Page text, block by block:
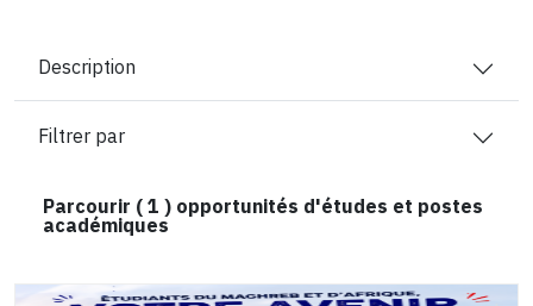
Description
Filtrer par
Parcourir (1 ) opportunités d'études et postes
académiques